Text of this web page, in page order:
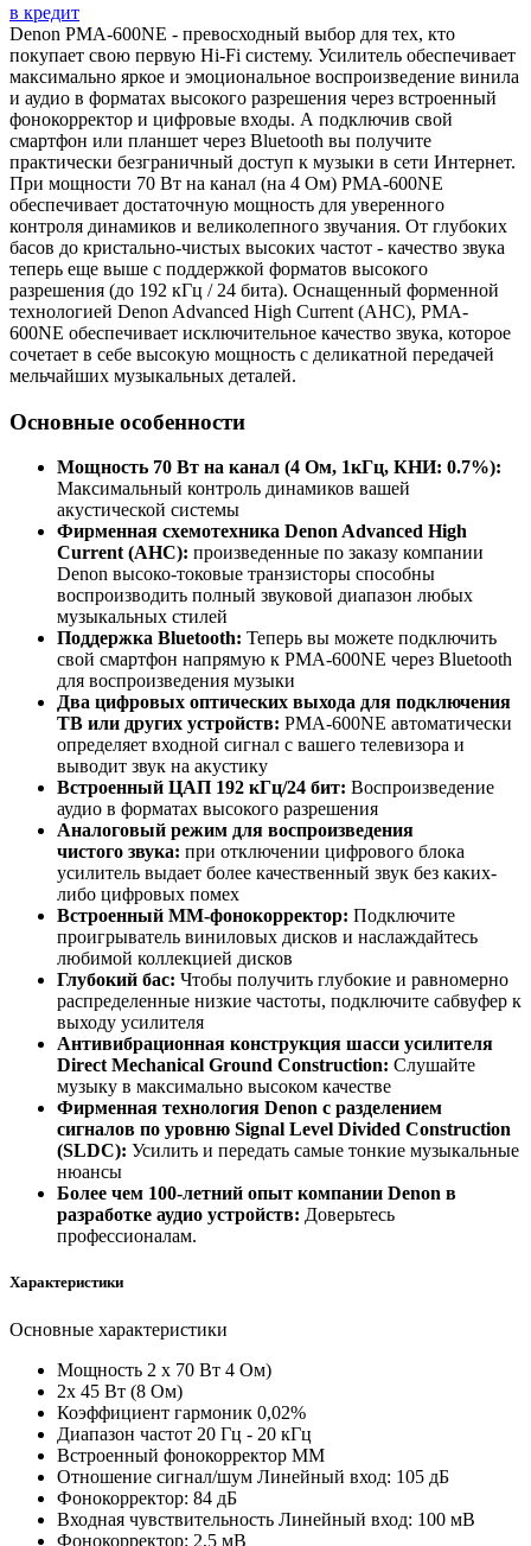
в кредит
Denon PMA-600NE - превосходный выбор для тех, кто
покупает свою первую Hi-Fi систему. Усилитель обеспечивает
максимально яркое и эмоциональное воспроизведение винила
и аудио в форматах высокого разрешения через встроенный
фонокорректор и цифровые входы. А подключив свой
смартфон или планшет через Bluetooth вы получите
практически безграничный доступ к музыки в сети Интернет.
При мощности 70 Вт на канал (на 4 Ом) PMA-600NE
обеспечивает достаточную мощность для уверенного
контроля динамиков и великолепного звучания. От глубоких
басов до кристально-чистых высоких частот - качество звука
теперь еще выше с поддержкой форматов высокого
разрешения (до 192 кГц / 24 бита). Оснащенный форменной
технологией Denon Advanced High Current (AHC), PMA-
600NE обеспечивает исключительное качество звука, которое
сочетает в себе высокую мощность с деликатной передачей
мельчайших музыкальных деталей.
Основные особенности
Мощность 70 Вт на канал (4 Ом, 1кГц, КНИ: 0.7%):
Максимальный контроль динамиков вашей
акустической системы
Фирменная схемотехника Denon Advanced High
Current (AHC): произведенные по заказу компании
Denon высоко-токовые транзисторы способны
воспроизводить полный звуковой диапазон любых
музыкальных стилей
Поддержка Bluetooth: Теперь вы можете подключить
свой смартфон напрямую к PMA-600NE через Bluetooth
для воспроизведения музыки
Два цифровых оптических выхода для подключения
ТВ или других устройств: PMA-600NE автоматически
определяет входной сигнал с вашего телевизора и
выводит звук на акустику
Встроенный ЦАП 192 кГц/24 бит: Воспроизведение
аудио в форматах высокого разрешения
Аналоговый режим для воспроизведения
чистого звука: при отключении цифрового блока
усилитель выдает более качественный звук без каких-
либо цифровых помех
Встроенный ММ-фонокорректор: Подключите
проигрыватель виниловых дисков и наслаждайтесь
любимой коллекцией дисков
Глубокий бас: Чтобы получить глубокие и равномерно
распределенные низкие частоты, подключите сабвуфер к
выходу усилителя
Антивибрационная конструкция шасси усилителя
Direct Mechanical Ground Construction: Слушайте
музыку в максимально высоком качестве
Фирменная технология Denon с разделением
сигналов по уровню Signal Level Divided Construction
(SLDC): Усилить и передать самые тонкие музыкальные
нюансы
Более чем 100-летний опыт компании Denon в
разработке аудио устройств: Доверьтесь
профессионалам.
Характеристики
Основные характеристики
Мощность 2 х 70 Вт 4 Ом)
2х 45 Вт (8 Ом)
Коэффициент гармоник 0,02%
Диапазон частот 20 Гц - 20 кГц
Встроенный фонокорректор ММ
Отношение сигнал/шум Линейный вход: 105 дБ
Фонокорректор: 84 дБ
Входная чувствительность Линейный вход: 100 мВ
Фонокорректор: 2,5 мВ